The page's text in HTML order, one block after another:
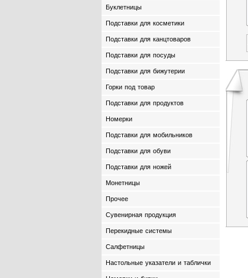
Буклетницы
Подставки для косметики
Подставки для канцтоваров
Подставки для посуды
Подставки для бижутерии
Горки под товар
Подставки для продуктов
Номерки
Подставки для мобильников
Подставки для обуви
Подставки для ножей
Монетницы
Прочее
Сувенирная продукция
Перекидные системы
Салфетницы
Настольные указатели и таблички